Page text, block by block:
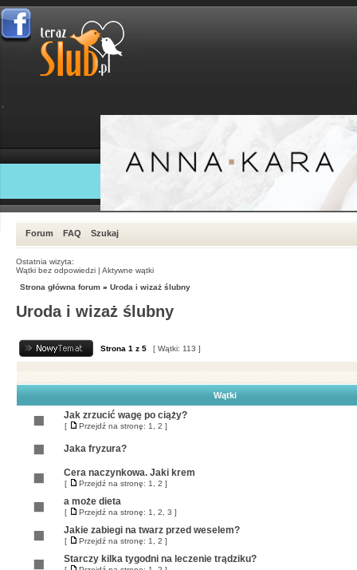
Forum FAQ Szukaj
Ostatnia wizyta:
Wątki bez odpowiedzi | Aktywne wątki
Strona główna forum » Uroda i wizaż ślubny
Uroda i wizaż ślubny
Strona 1 z 5 [ Wątki: 113 ]
Wątki
Jak zrzucić wagę po ciąży?
[ Przejdź na stronę: 1 2 ]
Jaka fryzura?
Cera naczynkowa. Jaki krem
[ Przejdź na stronę: 1 2 ]
a może dieta
[ Przejdź na stronę: 1 2 3 ]
Jakie zabiegi na twarz przed weselem?
[ Przejdź na stronę: 1 2 ]
Starczy kilka tygodni na leczenie trądziku?